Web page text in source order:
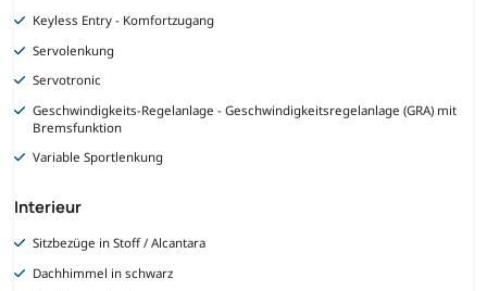
Keyless Entry - Komfortzugang
Servolenkung
Servotronic
Geschwindigkeits-Regelanlage - Geschwindigkeitsregelanlage (GRA) mit
Bremsfunktion
Variable Sportlenkung
Interieur
Sitzbezüge in Stoff / Alcantara
Dachhimmel in schwarz